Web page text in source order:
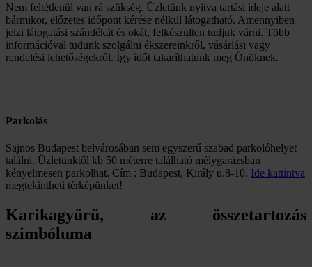
Nem feltétlenül van rá szükség. Üzletünk nyitva tartási ideje alatt
bármikor, előzetes időpont kérése nélkül látogatható. Amennyiben
jelzi látogatási szándékát és okát, felkészülten tudjuk várni. Több
információval tudunk szolgálni ékszereinkről, vásárlási vagy
rendelési lehetőségekről. Így ídőt takaríthatunk meg Önöknek.
Parkolás
Sajnos Budapest belvárosában sem egyszerű szabad parkolóhelyet
találni. Üzletünktől kb 50 méterre található mélygarázsban
kényelmesen parkolhat. Cím : Budapest, Király u.8-10. Ide kattintva
megtekintheti térképünket!
Karikagyűrű, az összetartozás
szimbóluma